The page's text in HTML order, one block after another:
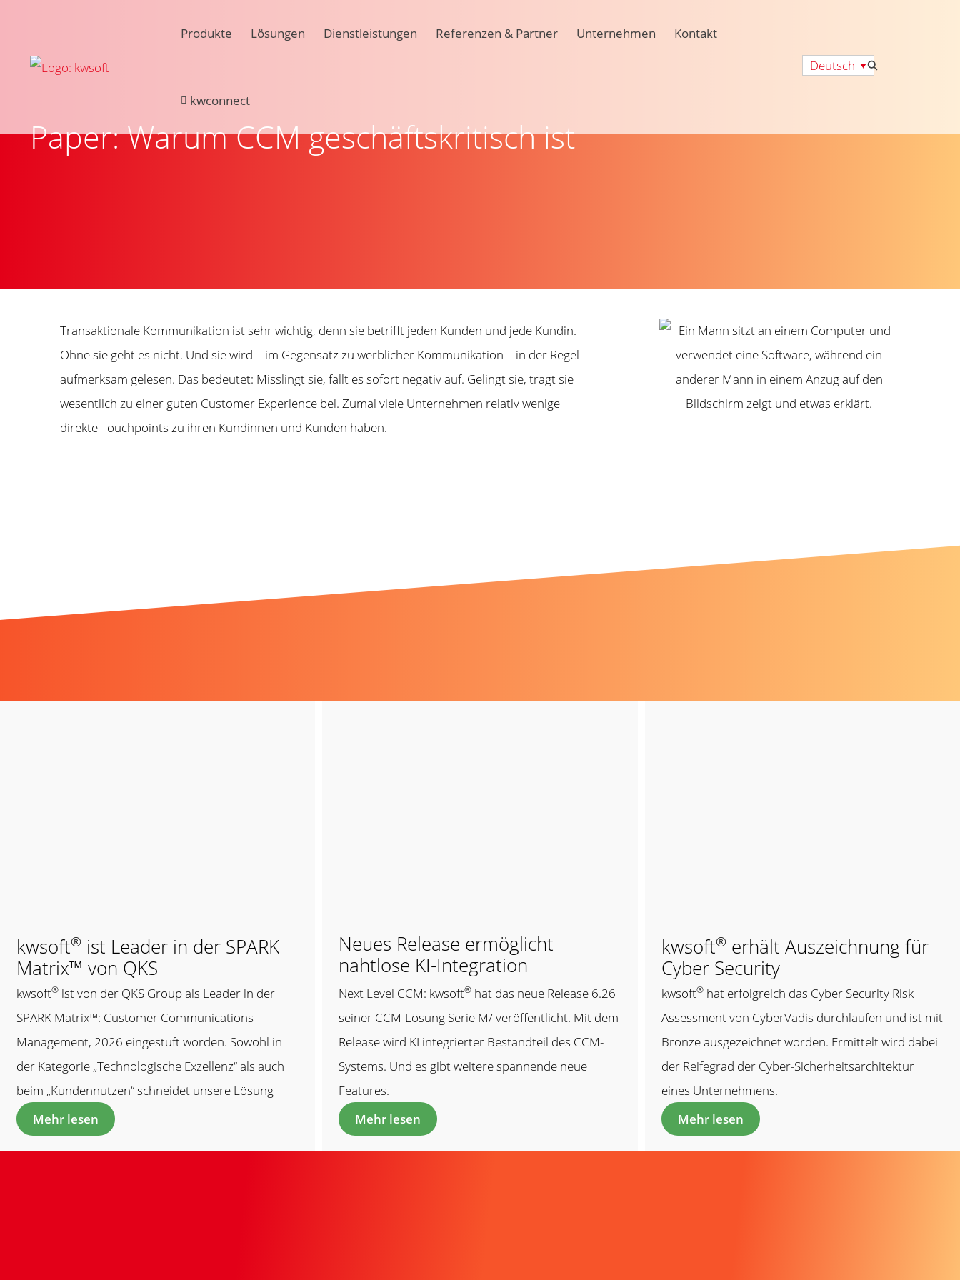
Produkte Lösungen Dienstleistungen Referenzen & Partner Unternehmen Kontakt
kwconnect
Deutsch
Paper: Warum CCM geschäftskritisch ist
Transaktionale Kommunikation ist sehr wichtig, denn sie betrifft jeden Kunden und jede Kundin.
Ohne sie geht es nicht. Und sie wird – im Gegensatz zu werblicher Kommunikation – in der Regel
aufmerksam gelesen. Das bedeutet: Misslingt sie, fällt es sofort negativ auf. Gelingt sie, trägt sie
wesentlich zu einer guten Customer Experience bei. Zumal viele Unternehmen relativ wenige
direkte Touchpoints zu ihren Kundinnen und Kunden haben.
kwsoft® ist Leader in der SPARK
Matrix™ von QKS
kwsoft® ist von der QKS Group als Leader in der
SPARK Matrix™: Customer Communications
Management, 2026 eingestuft worden. Sowohl in
der Kategorie „Technologische Exzellenz“ als auch
beim „Kundennutzen“ schneidet unsere Lösung
hervorragend ab.
Mehr lesen
Neues Release ermöglicht
nahtlose KI-Integration
Next Level CCM: kwsoft® hat das neue Release 6.26
seiner CCM-Lösung Serie M/ veröffentlicht. Mit dem
Release wird KI integrierter Bestandteil des CCM-
Systems. Und es gibt weitere spannende neue
Features.
Mehr lesen
kwsoft® erhält Auszeichnung für
Cyber Security
kwsoft®hat erfolgreich das Cyber Security Risk
Assessment von CyberVadis durchlaufen und ist mit
Bronze ausgezeichnet worden. Ermittelt wird dabei
der Reifegrad der Cyber-Sicherheitsarchitektur
eines Unternehmens.
Mehr lesen